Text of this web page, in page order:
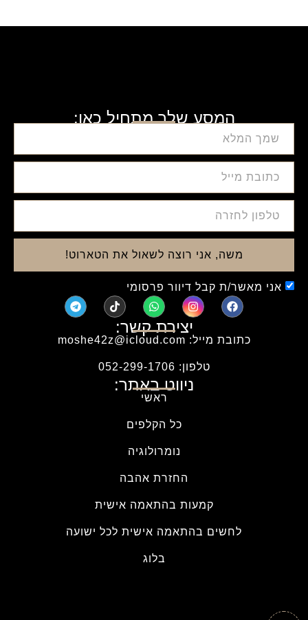
ניווט באתר:
ראשי
כל הקלפים
נומרולוגיה
החזרת אהבה
קמעות בהתאמה אישית
לחשים בהתאמה אישית לכל ישועה
בלוג
יצירת קשר:
כתובת מייל: moshe42z@icloud.com
טלפון: 052-299-1706
המסע שלך מתחיל כאן:
אני מאשר/ת קבל דיוור פרסומי
משה, אני רוצה לשאול את הטארוט!